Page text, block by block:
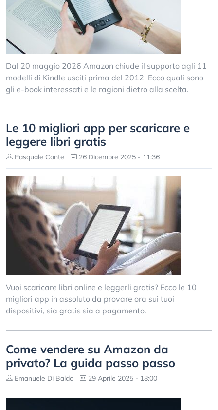
Dal 20 maggio 2026 Amazon chiude il supporto agli 11
modelli di Kindle usciti prima del 2012. Ecco quali sono
gli e-book interessati e le ragioni dietro alla scelta.
Le 10 migliori app per scaricare e
leggere libri gratis
Pasquale Conte 26 Dicembre 2025 - 11:36
Vuoi scaricare libri online e leggerli gratis? Ecco le 10
migliori app in assoluto da provare ora sui tuoi
dispositivi, sia gratis sia a pagamento.
Come vendere su Amazon da
privato? La guida passo passo
Emanuele Di Baldo 29 Aprile 2025 - 18:00